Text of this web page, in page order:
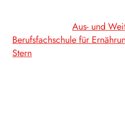
Aus- und
Berufsfachschule für
Stern